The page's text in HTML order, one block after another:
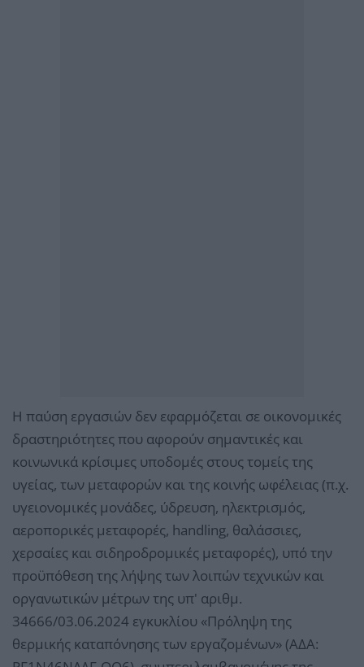
Η παύση εργασιών δεν εφαρμόζεται σε οικονομικές
δραστηριότητες που αφορούν σημαντικές και
κοινωνικά κρίσιμες υποδομές στους τομείς της
υγείας, των μεταφορών και της κοινής ωφέλειας (π.χ.
υγειονομικές μονάδες, ύδρευση, ηλεκτρισμός,
αεροπορικές μεταφορές, handling, θαλάσσιες,
χερσαίες και σιδηροδρομικές μεταφορές), υπό την
προϋπόθεση της λήψης των λοιπών τεχνικών και
οργανωτικών μέτρων της υπ' αριθμ.
34666/03.06.2024 εγκυκλίου «Πρόληψη της
θερμικής καταπόνησης των εργαζομένων» (ΑΔΑ: